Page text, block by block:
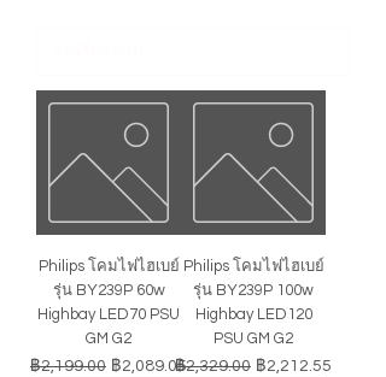
Philips โคมไฟไฮเบย์
รุ่น BY239P 60w
Highbay LED70 PSU
GM G2
ราคาปกติ
฿2,199.00 ราคาขายลด
฿2,089.05
Philips โคมไฟไฮเบย์
รุ่น BY239P 100w
Highbay LED120
PSU GM G2
ราคาปกติ
฿2,329.00 ราคาขายลด
฿2,212.55